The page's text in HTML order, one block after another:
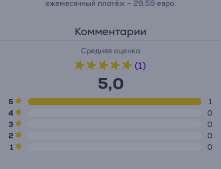
ежемесячный платёж – 29,59 евро.
Комментарии
Средняя оценка
(1)
5,0
5
1
4
0
3
0
2
0
1
0